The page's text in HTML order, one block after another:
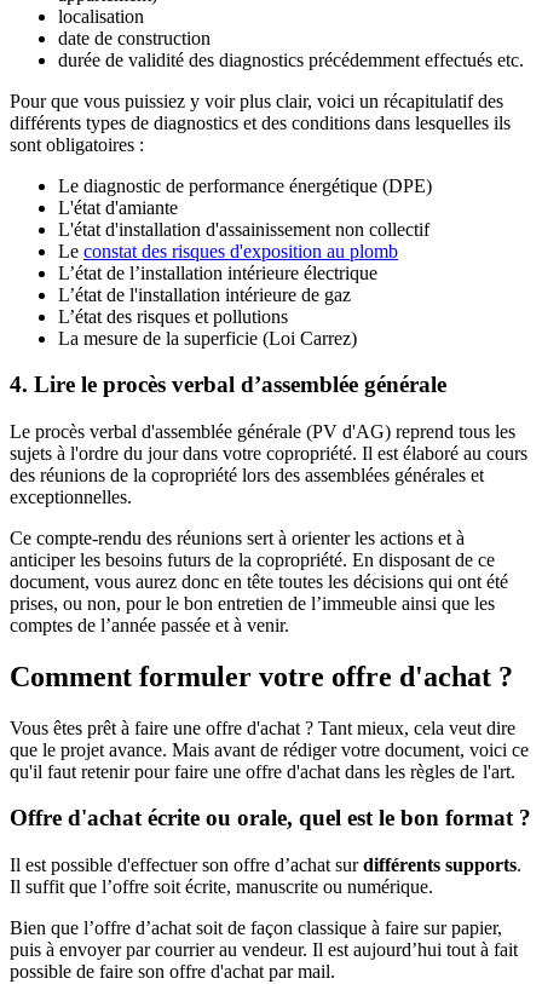
localisation
date de construction
durée de validité des diagnostics précédemment effectués etc.
Pour que vous puissiez y voir plus clair, voici un récapitulatif des
différents types de diagnostics et des conditions dans lesquelles ils
sont obligatoires :
Le diagnostic de performance énergétique (DPE)
L'état d'amiante
L'état d'installation d'assainissement non collectif
Le constat des risques d'exposition au plomb
L’état de l’installation intérieure électrique
L’état de l'installation intérieure de gaz
L’état des risques et pollutions
La mesure de la superficie (Loi Carrez)
4. Lire le procès verbal d’assemblée générale
Le procès verbal d'assemblée générale (PV d'AG) reprend tous les
sujets à l'ordre du jour dans votre copropriété. Il est élaboré au cours
des réunions de la copropriété lors des assemblées générales et
exceptionnelles.
Ce compte-rendu des réunions sert à orienter les actions et à
anticiper les besoins futurs de la copropriété. En disposant de ce
document, vous aurez donc en tête toutes les décisions qui ont été
prises, ou non, pour le bon entretien de l’immeuble ainsi que les
comptes de l’année passée et à venir.
Comment formuler votre offre d'achat ?
Vous êtes prêt à faire une offre d'achat ? Tant mieux, cela veut dire
que le projet avance. Mais avant de rédiger votre document, voici ce
qu'il faut retenir pour faire une offre d'achat dans les règles de l'art.
Offre d'achat écrite ou orale, quel est le bon format ?
Il est possible d'effectuer son offre d’achat surdifférents supports.
Il suffit que l’offre soit écrite, manuscrite ou numérique.
Bien que l’offre d’achat soit de façon classique à faire sur papier,
puis à envoyer par courrier au vendeur. Il est aujourd’hui tout à fait
possible de faire son offre d'achat par mail.